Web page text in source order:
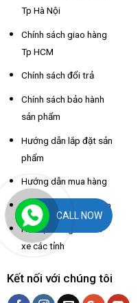
Tp Hà Nội
Chính sách giao hàng
Tp HCM
Chính sách đổi trả
Chính sách bảo hành
sản phẩm
Hướng dẫn lắp đặt sản
phẩm
Hướng dẫn mua hàng
Hướng dẫn thanh toán
Hỗ trợ thông tin nhà
xe các tỉnh
Kết nối với chúng tôi
CALL NOW